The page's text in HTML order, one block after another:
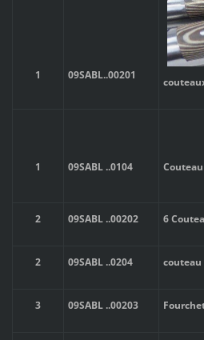
1 09SABL..00201
1 09SABL..0104
2 09SABL..00202 6
2 09SABL..0204
3 09SABL..00203